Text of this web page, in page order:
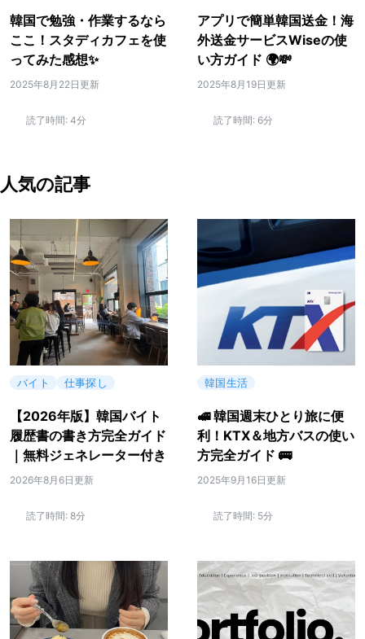
韓国で勉強・作業するなら
ここ！スタディカフェを使
ってみた感想✨
2025年8月22日更新
読了時間: 4分
アプリで簡単韓国送金！海
外送金サービスWiseの使
い方ガイド 🌍💸
2025年8月19日更新
読了時間: 6分
人気の記事
バイト 仕事探し
【2026年版】韓国バイト
履歴書の書き方完全ガイド
｜無料ジェネレーター付き
2026年8月6日更新
読了時間: 8分
韓国生活
🚅 韓国週末ひとり旅に便
利！KTX＆地方バスの使い
方完全ガイド 🚌
2025年9月16日更新
読了時間: 5分